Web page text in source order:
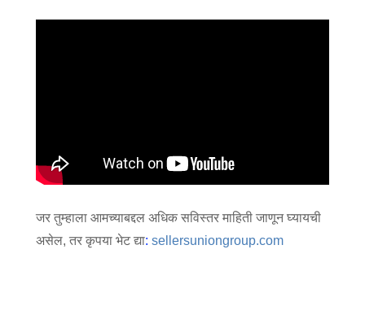
जर तुम्हाला आमच्याबद्दल अधिक सविस्तर माहिती जाणून घ्यायची
असेल, तर कृपया भेट द्या: sellersuniongroup.com